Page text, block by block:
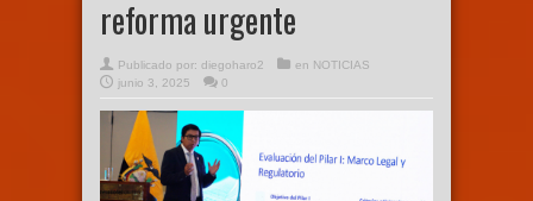
reforma urgente
Publicado por: diegoharo2 en NOTICIAS
junio 3, 2025
0